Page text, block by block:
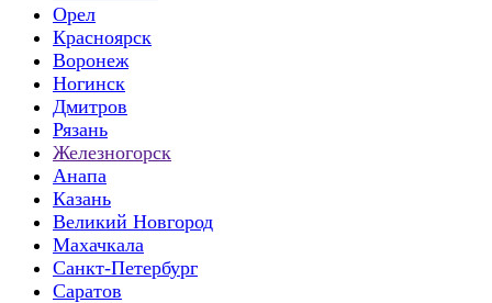
Орел
Красноярск
Воронеж
Ногинск
Дмитров
Рязань
Железногорск
Анапа
Казань
Великий Новгород
Махачкала
Санкт-Петербург
Саратов